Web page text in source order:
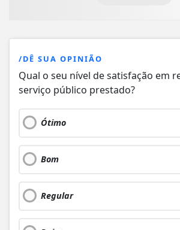
/DÊ SUA OPINIÃO
Qual o seu nível de satisfação em
serviço público prestado?
Ótimo
Bom
Regular